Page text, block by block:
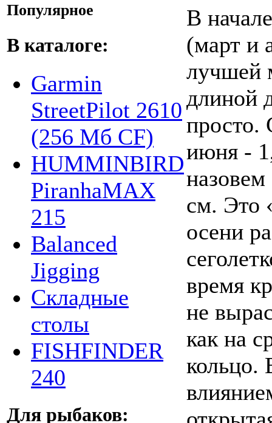
Популярное
В каталоге:
Garmin
StreetPilot 2610
(256 Мб CF)
HUMMINBIRD
PiranhaMAX
215
Balanced
Jigging
Складные
столы
FISHFINDER
240
Для рыбаков:
В
(март и
лучшей
длиной
просто.
июня -
см. Это
осени
время
не
как на
кольцо.